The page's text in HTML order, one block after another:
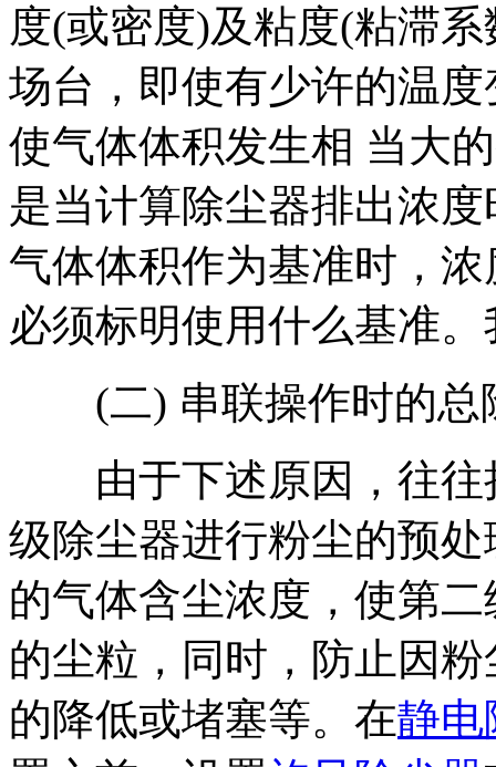
度(或密度)及粘度(粘滞
场台，即使有少许的温
使气体体积发生相 当大
是当计算除尘器排出浓
气体体积作为基准时，
必须标明使用什么基准
(二) 串联操作时的总
由于下述原因，往往
级除尘器进行粉尘的预
的气体含尘浓度，使第
的尘粒，同时，防止因
的降低或堵塞等。在静电